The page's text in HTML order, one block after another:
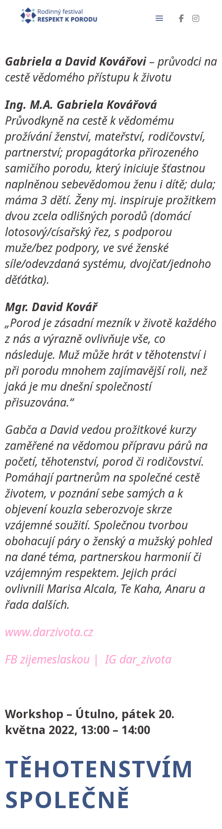
Gabriela a David Kovářovi– průvodci na
cestě vědomého přístupu k životu
Ing. M.A. Gabriela Kovářová
Průvodkyně na cestě k vědomému
prožívání ženství, mateřství, rodičovství,
partnerství; propagátorka přirozeného
samičího porodu, který iniciuje šťastnou
naplněnou sebevědomou ženu i dítě; dula;
máma 3 dětí. Ženy mj. inspiruje prožitkem
dvou zcela odlišných porodů (domácí
lotosový/císařský řez, s podporou
muže/bez podpory, ve své ženské
síle/odevzdaná systému, dvojčat/jednoho
děťátka).
Mgr. David Kovář
„Porod je zásadní mezník v životě každého
z nás a výrazně ovlivňuje vše, co
následuje. Muž může hrát v těhotenství i
při porodu mnohem zajímavější roli, než
jaká je mu dnešní společností
přisuzována.“
Gabča a David vedou prožitkové kurzy
zaměřené na vědomou přípravu párů na
početí, těhotenství, porod či rodičovství.
Pomáhají partnerům na společné cestě
životem, v poznání sebe samých a k
objevení kouzla seberozvoje skrze
vzájemné soužití. Společnou tvorbou
obohacují páry o ženský a mužský pohled
na dané téma, partnerskou harmonií či
vzájemným respektem. Jejich práci
ovlivnili Marisa Alcala, Te Kaha, Anaru a
řada dalších.
www.darzivota.cz
FB zijemeslaskou |IG dar_zivota
Workshop – Útulno, pátek 20.
května 2022, 13:00 – 14:00
TĚHOTENSTVÍM
SPOLEČNĚ